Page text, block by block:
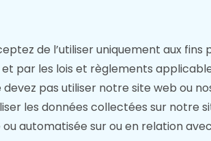
de l’utiliser uniquement aux
par les lois et règlements
pas utiliser notre site web ou
les données collectées sur
automatisée sur ou en relation